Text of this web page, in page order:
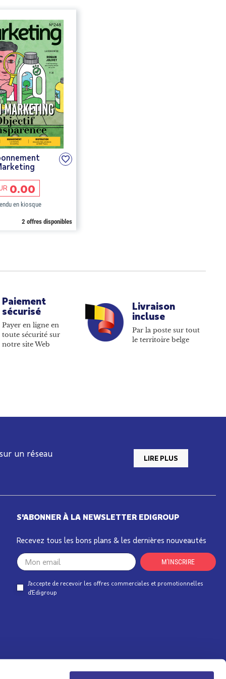
0.00
en kiosque
2 offres disponibles
Paiement
sécurisé
Payer en ligne en
toute sécurité sur
notre site Web
Livraison
incluse
Par la poste sur tout
le territoire belge
un réseau
LIRE PLUS
S'ABONNER À LA NEWSLETTER EDIGROUP
Recevez tous les bons plans & les dernières nouveautés
Your
email
M'INSCRIRE
J'accepte de recevoir les offres commerciales et promotionnelles
d'Edigroup